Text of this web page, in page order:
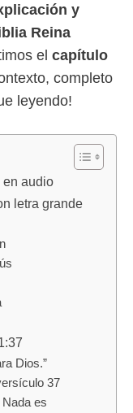
y
Reina
el capítulo
completo
leyendo!
en audio
letra grande
Dios.”
37
es